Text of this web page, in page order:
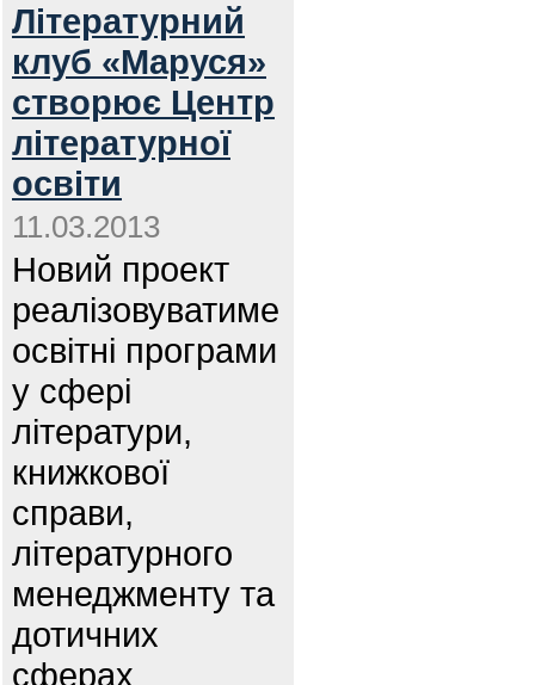
Літературний
клуб «Маруся»
створює Центр
літературної
освіти
11.03.2013
Новий проект
реалізовуватиме
освітні програми
у сфері
літератури,
книжкової
справи,
літературного
менеджменту та
дотичних
сферах